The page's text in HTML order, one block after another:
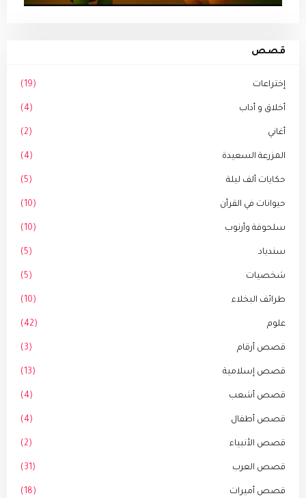
قصص
إختراعات (19)
أخلاق و أداب (4)
أغاني (2)
المزرعة السعيدة (4)
حكايات ألف ليلة (5)
حيوانات في القرأن (10)
سلحوفة وأرنوب (10)
سندباد (5)
شخصيات (5)
طرائف البخلاء (10)
علوم (42)
قصص أرقام (3)
قصص إسلامية (13)
قصص أشعب (4)
قصص أطفال (4)
قصص الأنبياء (2)
قصص العرب (31)
قصص أميرات (18)